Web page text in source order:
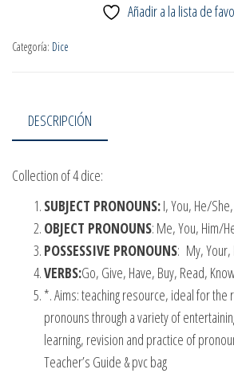
Añadir a la lista de
Categoría: Dice
DESCRIPCIÓN
Collection of 4 dice:
SUBJECT PRONOUNS:I, You, He/
OBJECT PRONOUNS: Me, You, Him/
POSSESSIVE PRONOUNS: My, Your,
VERBS:Go, Give, Have, Buy, Read,
*. Aims: teaching resource, ideal for the
pronouns through a variety of
learning, revision and practice of
Teacher’s Guide & pvc bag